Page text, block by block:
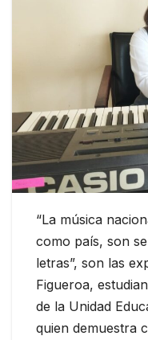
“La música
como país, son
letras”, son las
Figueroa,
de la Unidad
quien demuestra